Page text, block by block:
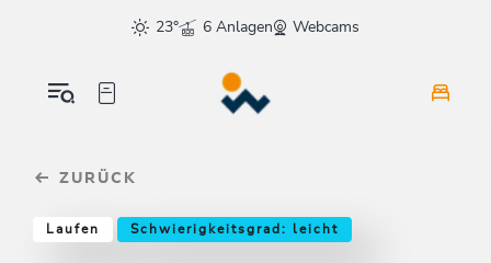
sr.skip-to.main-content
sr.skip-to.table-of-contents
sr.skip-to.main-navigation
23°
6 Anlagen Webcams
ZURÜCK
Laufen Schwierigkeitsgrad: leicht